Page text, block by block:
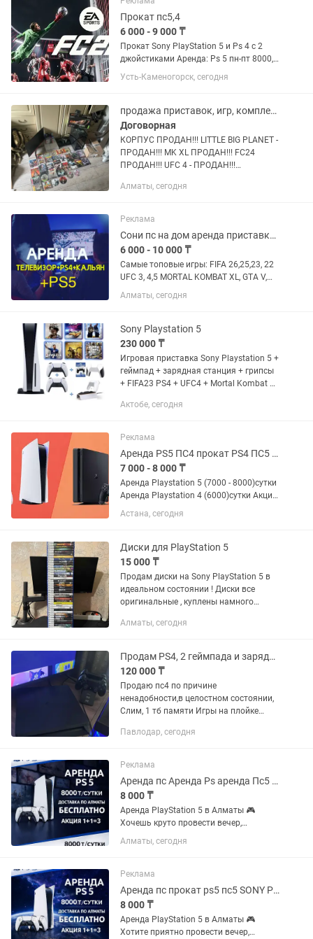
Прокат пс5,4
6 000 - 9 000 ₸
Прокат Sony PlayStation 5 и Ps 4 с 2
джойстиками Аренда: Ps 5 пн-пт 8000,
пт-вскр 9000 Ps 4 пн-пт 6000, пт-вскр
Для постоянных...
Усть-Каменогорск, сегодня
продажа приставок, игр, комплектующих,
Договорная
КОРПУС ПРОДАН!!! LITTLE BIG PLANET -
ПРОДАН!!! MK XL ПРОДАН!!! FC24
ПРОДАН!!! UFC 4 - ПРОДАН!!!
плейстейшен playstation 3: 45000тг
Алматы, сегодня
Реклама
Сони пс на дом аренда приставки пс 5 пс 4 sony PlayStation 5аренда тв и пс
6 000 - 10 000 ₸
Самые топовые игры: FIFA 26,25,23, 22
UFC 3, 4,5 MORTAL KOMBAT XL, GTA V,
NFS, Tekken Call of Duty WWI и т д
Аренда телевизора 3000-4000 тгo
выгодные АКЦИИ: 2+1...
Алматы, сегодня
Sony Playstation 5
230 000 ₸
Игровая приставка Sony Playstation 5 +
геймпад + зарядная станция + грипсы
+ FIFA23 PS4 + UFC4 + Mortal Kombat 11
Need for speed Heat
Актобе, сегодня
Реклама
Аренда PS5 ПС4 прокат PS4 ПС5 Playstation на дом
7 000 - 8 000 ₸
Аренда Playstation 5 (7000 - 8000)сутки
Аренда Playstation 4 (6000)сутки Акция
Ps5 2+1 16000 Предоставим любую
игру доступную на консолях, но при
заказывать за один...
Астана, сегодня
Диски для PlayStation 5
15 000 ₸
Продам диски на Sony PlayStation 5 в
идеальном состоянии ! Диски все
оригинальные , куплены намного
Unbound - 15к 2. Grand Theft Auto 5 - 15к
Алматы, сегодня
Продам PS4, 2 геймпада и зарядка к ним в подарок
120 000 ₸
Продаю пс4 по причине
ненадобности,в целостном состоянии,
Слим, 1 тб памяти Игры на плойке
ULTIMATE NEED FOR SPEED HOT PURSUI
Павлодар, сегодня
Реклама
Аренда пс Аренда Ps аренда Пс5 аренда ps5 аренда ps 5 аренда PlayStation
8 000 ₸
Аренда PlayStation 5 в Алматы 🎮
Хочешь круто провести вечер,
устроить игровой марафон или
порадовать друзей на мероприятии?
удобно и с большим выбором игр!...
Алматы, сегодня
Реклама
Аренда пс прокат ps5 пс5 SONY PlayStation сони плейстейшн на дом
8 000 ₸
Аренда PlayStation 5 в Алматы 🎮
Хотите приятно провести вечер,